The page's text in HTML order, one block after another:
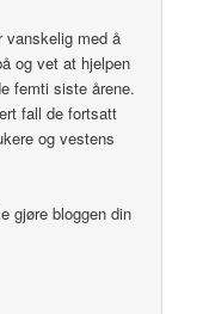
vanskelig med å
og vet at hjelpen
femti siste årene.
fall de fortsatt
og vestens
gjøre bloggen din